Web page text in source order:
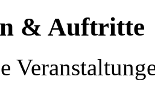
& Auftritte